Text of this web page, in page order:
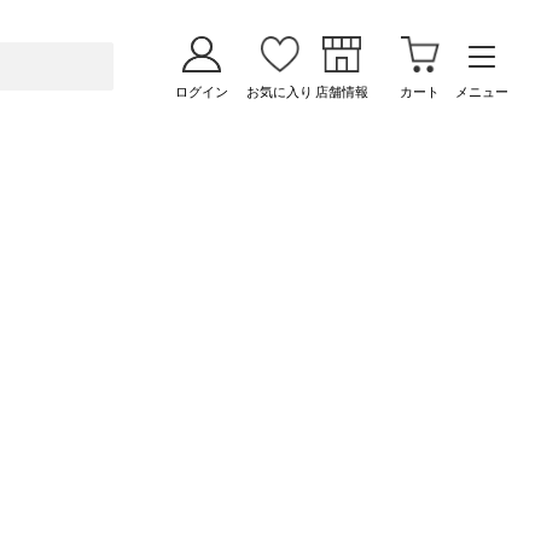
ログイン お気に入り 店舗情報 カート メニュー